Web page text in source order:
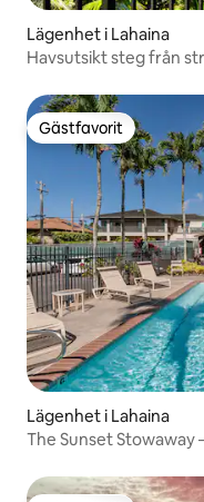
Lägenhet i Lahaina
Havsutsikt steg från
Gästfavorit
Gästfavorit
Lägenhet i Lahaina
The Sunset Stowaway